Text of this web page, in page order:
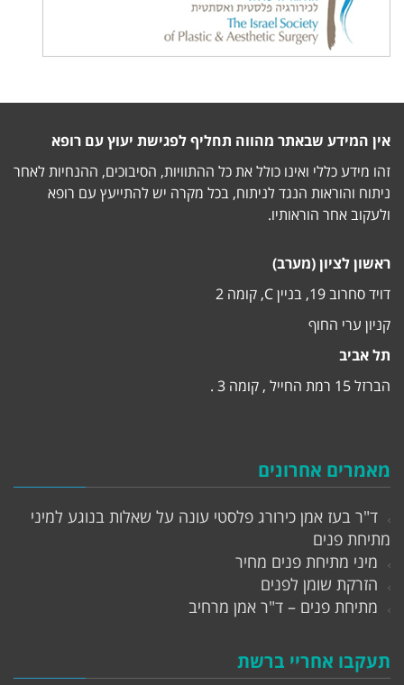
אין המידע שבאתר מהווה תחליף לפגישת יעוץ עם רופא
זהו מידע כללי ואינו כולל את כל ההתוויות, הסיבוכים, ההנחיות לאחר
ניתוח והוראות הנגד לניתוח, בכל מקרה יש להתייעץ עם רופא
ולעקוב אחר הוראותיו.
ראשון לציון (מערב)
דויד סחרוב 19, בניין C, קומה 2
קניון ערי החוף
תל אביב
הברזל 15 רמת החייל , קומה 3 .
מאמרים אחרונים
ד"ר בעז אמן כירורג פלסטי עונה על שאלות בנוגע למיני
מתיחת פנים
מיני מתיחת פנים מחיר
הזרקת שומן לפנים
מתיחת פנים – ד"ר אמן מרחיב
תעקבו אחריי ברשת